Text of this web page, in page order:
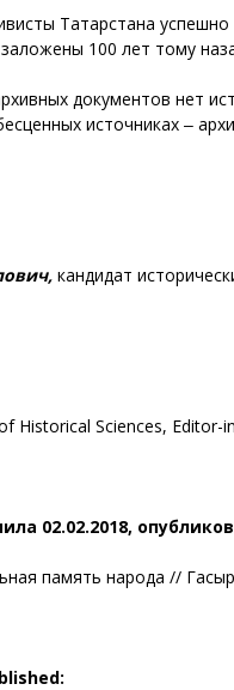
Татарстана
100 лет тому
документов нет
источниках ‒
кандидат
Historical Sciences, Editor-
02.02.2018,
память народа //